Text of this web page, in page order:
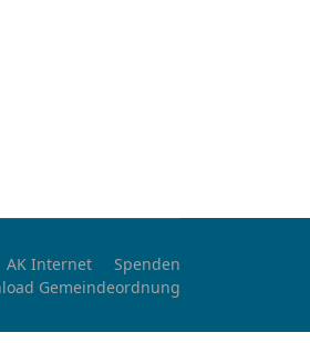
AK Internet
Spenden
Gemeindeordnung